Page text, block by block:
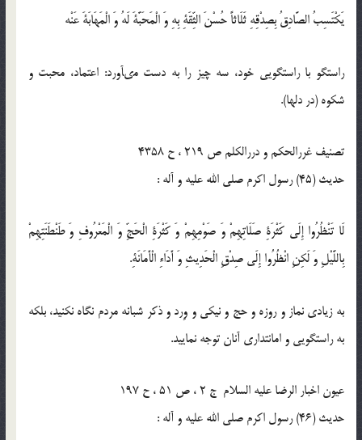
يَكْتَسِبُ الصَّادِقُ بِصِدْقِهِ ثَلَاثاً حُسْنَ الثِّقَةِ بِهِ وَ الْمَحَبَّةَ لَهُ وَ الْمَهَابَةَ عَنْه‏
راستگو با راستگويى خود، سه چيز را به دست مى‏آورد: اعتماد، محبت و
شكوه (در دل‏ها).
تصنیف غررالحکم و دررالکلم ص 219 ، ح 4358
حدیث (45) رسول اكرم صلى‏ الله‏ عليه ‏و ‏آله :
لَا تَنْظُرُوا إِلَى كَثْرَةِ صَلَاتِهِمْ وَ صَوْمِهِمْ وَ كَثْرَةِ الْحَجِّ وَ الْمَعْرُوفِ وَ طَنْطَنَتِهِمْ
بِاللَّيْلِ وَ لَكِنِ انْظُرُوا إِلَى صِدْقِ الْحَدِيثِ وَ أَدَاءِ الْأَمَانَةِ.
به زيادى نماز و روزه و حج و نيكى و وِرد و ذكر شبانه مردم نگاه نكنيد، بلكه
به راستگويى و امانتدارى آنان توجه نماييد.
عيون اخبار الرضا عليه ‏السلام ج 2 ، ص 51 ، ح 197
حدیث (46) رسول اكرم صلى‏ الله‏ عليه ‏و ‏آله :